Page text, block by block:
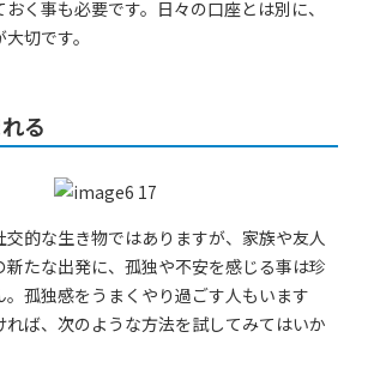
く事も必要です。日々の口座とは別に、
切です。
る
的な生き物ではありますが、家族や友人
新たな出発に、孤独や不安を感じる事は珍
。孤独感をうまくやり過ごす人もいます
ば、次のような方法を試してみてはいか